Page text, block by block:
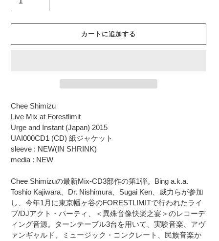
カートに追加する
カ
ー
ト
に
品
を
加
す
る
Chee Shimizu
Live Mix at Forestlimit
Urge and Instant (Japan) 2015
UAI000CD1 (CD) 紙ジャケット
sleeve : NEW(IN SHRINK)
media : NEW
Chee Shimizuの最新Mix-CD3部作の第1弾。Bing a.k.a.
Toshio Kajiwara、Dr. Nishimura、Sugai Ken、威力らが参加
し、今年1月に東京幡ヶ谷のFORESTLIMITで行われたライ
ブ/DJアクト・パーティ、＜異殊音像快楽之宴＞のレコーデ
ィング音源。ターンテーブル3台を用いて、実験音楽、アヴ
ァンギャルド、ミュージック・コンクレート、民族音楽か